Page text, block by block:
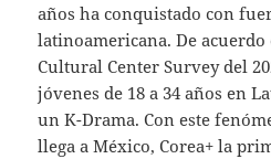
años ha conquistado con
latinoamericana. De acuerdo
Cultural Center Survey del
jóvenes de 18 a 34 años en
un K-Drama. Con este
llega a México, Corea+ la